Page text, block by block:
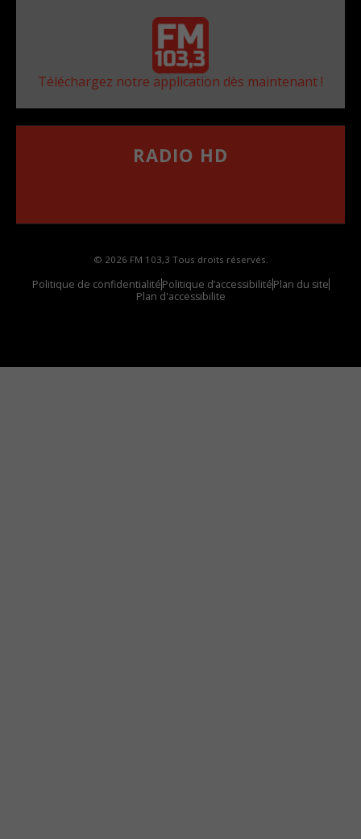
Téléchargez notre application dès maintenant !
RADIO HD
© 2026 FM 103,3 Tous droits réservés.
Politique de confidentialitéPolitique d’accessibilitéPlan du site
Plan d'accessibilite